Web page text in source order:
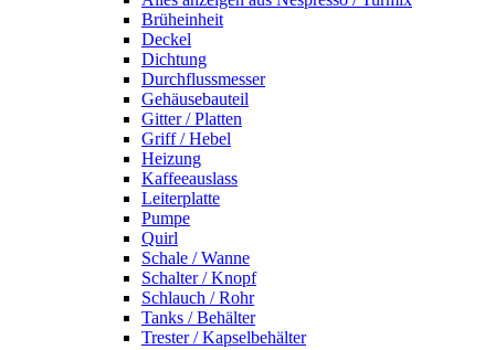
Brüheinheit
Deckel
Dichtung
Durchflussmesser
Gehäusebauteil
Gitter / Platten
Griff / Hebel
Heizung
Kaffeeauslass
Leiterplatte
Pumpe
Quirl
Schale / Wanne
Schalter / Knopf
Schlauch / Rohr
Tanks / Behälter
Trester / Kapselbehälter